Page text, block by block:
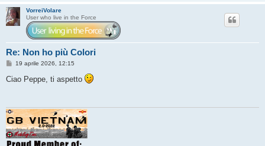
VorreiVolare
User who live in the Force
Re: Non ho più Colori
M
s
s
i
o
19 aprile 2026, 12:15
Ciao Peppe, ti aspetto